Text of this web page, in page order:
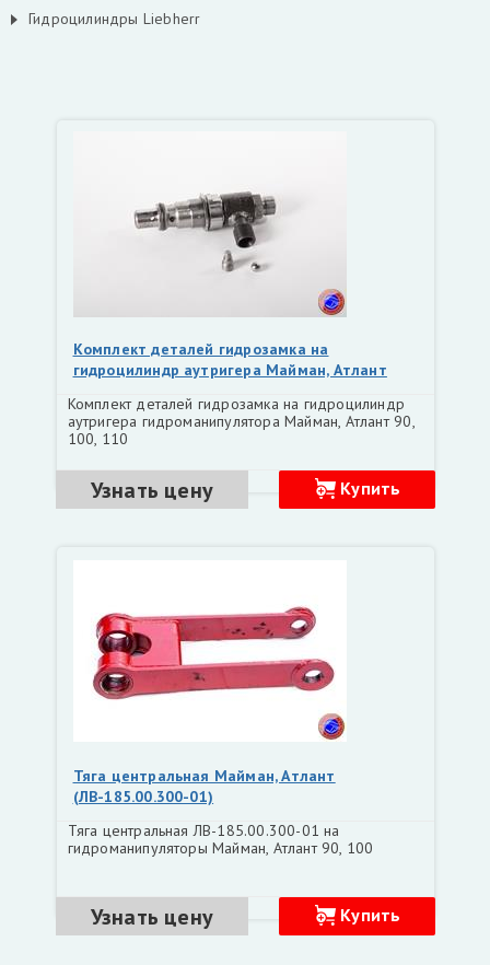
Гидроцилиндры Liebherr
Комплект деталей гидрозамка на
гидроцилиндр аутригера Майман, Атлант
Комплект деталей гидрозамка на гидроцилиндр
аутригера гидроманипулятора Майман, Атлант 90,
100, 110
Узнать цену Купить
Тяга центральная Майман, Атлант
(ЛВ-185.00.300-01)
Тяга центральная ЛВ-185.00.300-01 на
гидроманипуляторы Майман, Атлант 90, 100
Узнать цену Купить